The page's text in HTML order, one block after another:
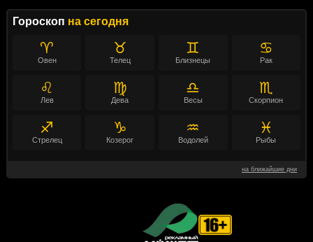
Гороскоп на сегодня
♈
Овен
♉
Телец
♊
Близнецы
♋
Рак
♌
Лев
♍
Дева
♎
Весы
♏
Скорпион
♐
Стрелец
♑
Козерог
♒
Водолей
♓
Рыбы
на ближайшие дни